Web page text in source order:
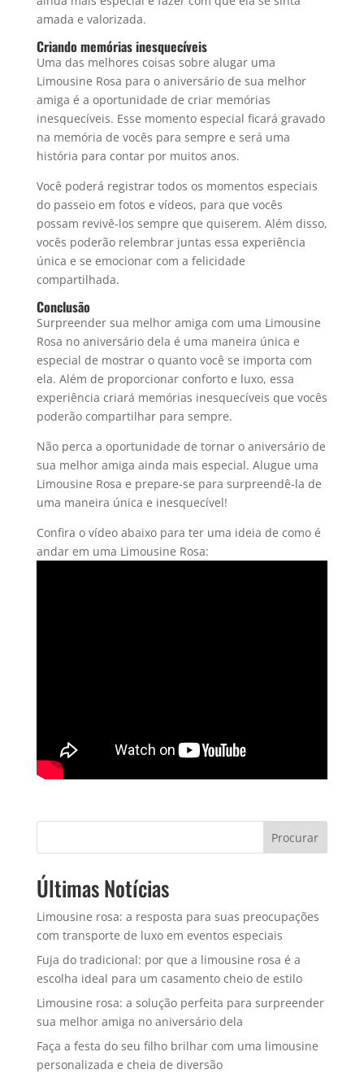
amada e valorizada.
Criando memórias inesquecíveis
Uma das melhores coisas sobre alugar uma
Limousine Rosa para o aniversário de sua melhor
amiga é a oportunidade de criar memórias
inesquecíveis. Esse momento especial ficará gravado
na memória de vocês para sempre e será uma
história para contar por muitos anos.
Você poderá registrar todos os momentos especiais
do passeio em fotos e vídeos, para que vocês
possam revivê-los sempre que quiserem. Além disso,
vocês poderão relembrar juntas essa experiência
única e se emocionar com a felicidade
compartilhada.
Conclusão
Surpreender sua melhor amiga com uma Limousine
Rosa no aniversário dela é uma maneira única e
especial de mostrar o quanto você se importa com
ela. Além de proporcionar conforto e luxo, essa
experiência criará memórias inesquecíveis que vocês
poderão compartilhar para sempre.
Não perca a oportunidade de tornar o aniversário de
sua melhor amiga ainda mais especial. Alugue uma
Limousine Rosa e prepare-se para surpreendê-la de
uma maneira única e inesquecível!
Confira o vídeo abaixo para ter uma ideia de como é
andar em uma Limousine Rosa:
Procurar
Últimas Notícias
Limousine rosa: a resposta para suas preocupações
com transporte de luxo em eventos especiais
Fuja do tradicional: por que a limousine rosa é a
escolha ideal para um casamento cheio de estilo
Limousine rosa: a solução perfeita para surpreender
sua melhor amiga no aniversário dela
Faça a festa do seu filho brilhar com uma limousine
personalizada e cheia de diversão